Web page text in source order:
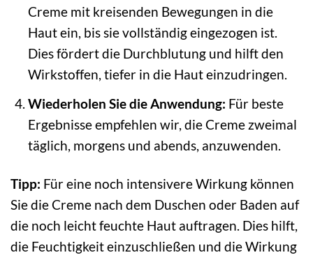
Creme mit kreisenden Bewegungen in die
Haut ein, bis sie vollständig eingezogen ist.
Dies fördert die Durchblutung und hilft den
Wirkstoffen, tiefer in die Haut einzudringen.
Wiederholen Sie die Anwendung: Für beste
Ergebnisse empfehlen wir, die Creme zweimal
täglich, morgens und abends, anzuwenden.
Tipp: Für eine noch intensivere Wirkung können
Sie die Creme nach dem Duschen oder Baden auf
die noch leicht feuchte Haut auftragen. Dies hilft,
die Feuchtigkeit einzuschließen und die Wirkung